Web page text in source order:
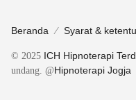
Beranda Syarat &
© 2025 ICH Hipnoterapi
undang. @Hipnoterapi Jogja